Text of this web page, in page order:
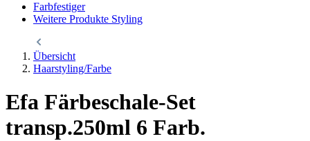
Farbfestiger
Weitere Produkte Styling
Übersicht
Haarstyling/Farbe
Efa Färbeschale-Set
transp.250ml 6 Farb.